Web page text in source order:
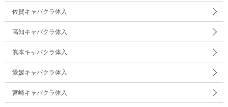
佐賀キャバクラ体入
高知キャバクラ体入
熊本キャバクラ体入
愛媛キャバクラ体入
宮崎キャバクラ体入